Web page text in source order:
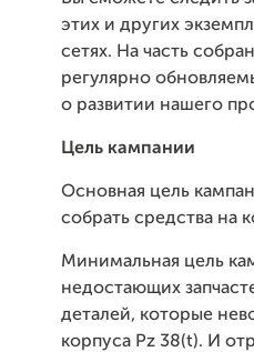
этих и других
сетях. На часть
регулярно
о развитии нашего
Цель кампании
Основная цель
собрать средства на
Минимальная цель
недостающих
деталей, которые
корпуса Pz 38(t). И